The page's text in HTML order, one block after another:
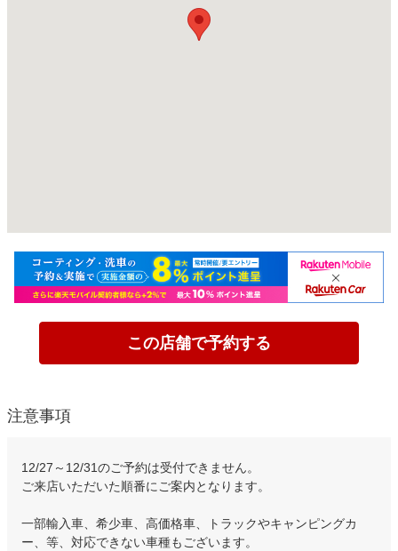
この店舗で予約する
注意事項
12/27～12/31のご予約は受付できません。
ご来店いただいた順番にご案内となります。
一部輸入車、希少車、高価格車、トラックやキャンピングカ
ー、等、対応できない車種もございます。